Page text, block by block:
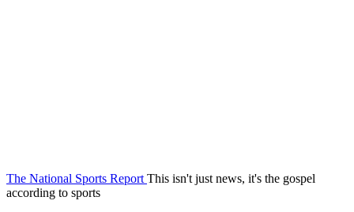
The National Sports Report This isn't just news, it's the gospel
according to sports